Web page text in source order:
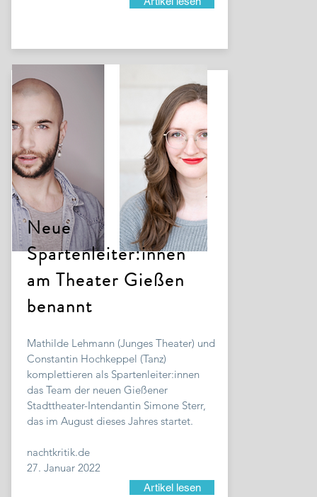
Neue
Spartenleiter:innen
am Theater Gießen
benannt
Mathilde Lehmann (Junges Theater) und
Constantin Hochkeppel (Tanz)
komplettieren als Spartenleiter:innen
das Team der neuen Gießener
Stadttheater-Intendantin Simone Sterr,
das im August dieses Jahres startet.
nachtkritik.de
27. Januar 2022
Artikel lesen